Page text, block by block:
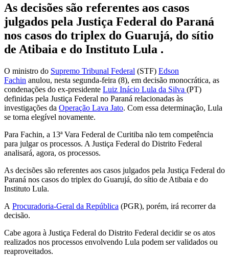
As decisões são referentes aos casos
julgados pela Justiça Federal do Paraná
nos casos do triplex do Guarujá, do sítio
de Atibaia e do Instituto Lula .
O ministro do Supremo Tribunal Federal (STF) Edson
Fachin anulou, nesta segunda-feira (8), em decisão monocrática, as
condenações do ex-presidente Luiz Inácio Lula da Silva (PT)
definidas pela Justiça Federal no Paraná relacionadas às
investigações da Operação Lava Jato. Com essa determinação, Lula
se torna elegível novamente.
Para Fachin, a 13ª Vara Federal de Curitiba não tem competência
para julgar os processos. A Justiça Federal do Distrito Federal
analisará, agora, os processos.
As decisões são referentes aos casos julgados pela Justiça Federal do
Paraná nos casos do triplex do Guarujá, do sítio de Atibaia e do
Instituto Lula.
A Procuradoria-Geral da República (PGR), porém, irá recorrer da
decisão.
Cabe agora à Justiça Federal do Distrito Federal decidir se os atos
realizados nos processos envolvendo Lula podem ser validados ou
reaproveitados.